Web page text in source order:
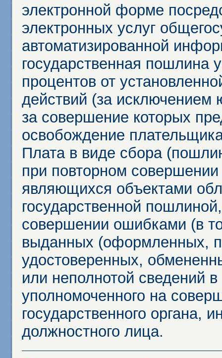
электронной форме
электронных услуг
автоматизированной
государственная пошлина
процентов от
действий (за исключением
за совершение которых
освобождение
Плата в виде сбора
при повторном
являющихся объектами
государственной
совершении ошибками (в
выданных (оформленных,
удостоверенных,
или неполнотой сведений
уполномоченного на
государственного органа,
должностного лица.